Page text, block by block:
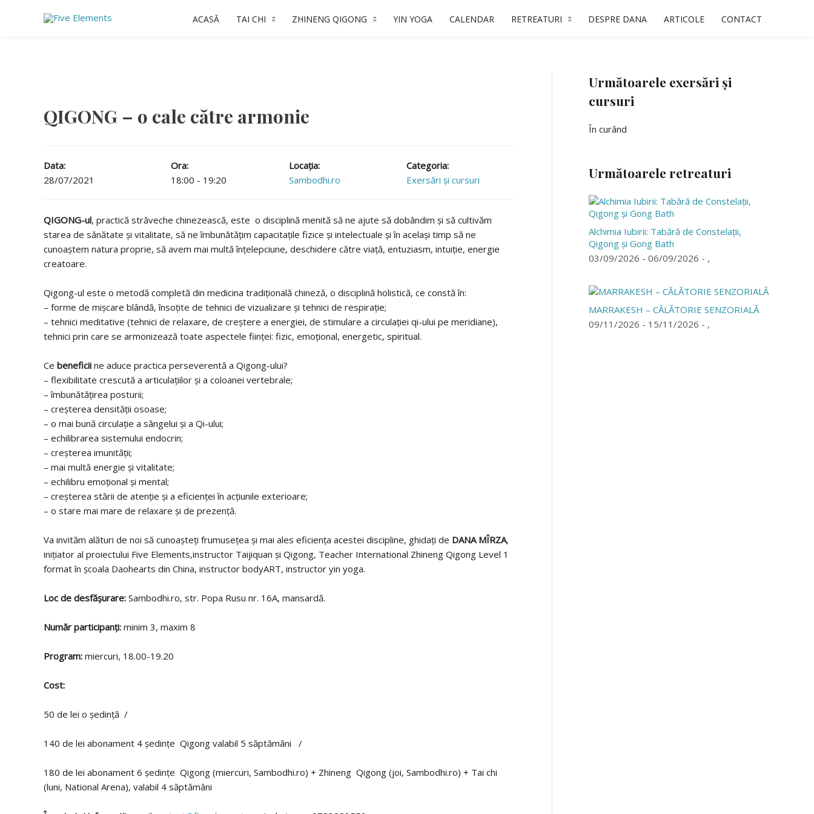
ACASĂ TAI CHI ZHINENG QIGONG YIN YOGA CALENDAR RETREATURI DESPRE DANA ARTICOLE CONTACT
QIGONG – o cale către armonie
Data:
28/07/2021
Ora:
18:00 - 19:20
Locaţia:
Sambodhi.ro
Categoria:
Exersări și cursuri
QIGONG-ul, practică străveche chinezească, este o disciplină menită să ne ajute să dobândim și să cultivăm
starea de sănătate și vitalitate, să ne îmbunătățim capacitațile fizice și intelectuale și în același timp să ne
cunoaștem natura proprie, să avem mai multă înțelepciune, deschidere către viață, entuziasm, intuiție, energie
creatoare.
Qigong-ul este o metodă completă din medicina tradițională chineză, o disciplină holistică, ce constă în:
– forme de mișcare blândă, însoțite de tehnici de vizualizare și tehnici de respirație;
– tehnici meditative (tehnici de relaxare, de creștere a energiei, de stimulare a circulației qi-ului pe meridiane),
tehnici prin care se armonizează toate aspectele ființei: fizic, emoțional, energetic, spiritual.
Ce beneficii ne aduce practica perseverentă a Qigong-ului?
– flexibilitate crescută a articulațiilor și a coloanei vertebrale;
– îmbunătățirea posturii;
– creșterea densității osoase;
– o mai bună circulație a sângelui și a Qi-ului;
– echilibrarea sistemului endocrin;
– creșterea imunității;
– mai multă energie și vitalitate;
– echilibru emoțional și mental;
– creșterea stării de atenție și a eficienței în acțiunile exterioare;
– o stare mai mare de relaxare și de prezență.
Va invităm alături de noi să cunoașteți frumusețea și mai ales eficiența acestei discipline, ghidați de DANA MÎRZA,
inițiator al proiectului Five Elements,instructor Taijiquan și Qigong, Teacher International Zhineng Qigong Level 1
format în școala Daohearts din China, instructor bodyART, instructor yin yoga.
Loc de desfășurare: Sambodhi.ro, str. Popa Rusu nr. 16A, mansardă.
Număr participanți: minim 3, maxim 8
Program: miercuri, 18.00-19.20
Cost:
50 de lei o ședință /
140 de lei abonament 4 ședințe Qigong valabil 5 săptămâni /
180 de lei abonament 6 ședințe Qigong (miercuri, Sambodhi.ro) + Zhineng Qigong (joi, Sambodhi.ro) + Tai chi
(luni, National Arena), valabil 4 săptămâni
Următoarele exersări și
cursuri
În curând
Următoarele retreaturi
Alchimia Iubirii: Tabără de Constelații,
Qigong și Gong Bath
03/09/2026 - 06/09/2026 - ,
MARRAKESH – CĂLĂTORIE SENZORIALĂ
09/11/2026 - 15/11/2026 - ,